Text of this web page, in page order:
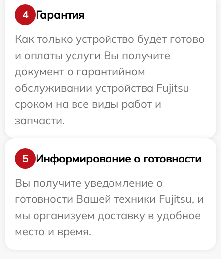
4
Гарантия
Как только устройство будет готово
и оплаты услуги Вы получите
документ о гарантийном
обслуживании устройства Fujitsu
сроком на все виды работ и
запчасти.
5
Информирование о готовности
Вы получите уведомление о
готовности Вашей техники Fujitsu, и
мы организуем доставку в удобное
место и время.